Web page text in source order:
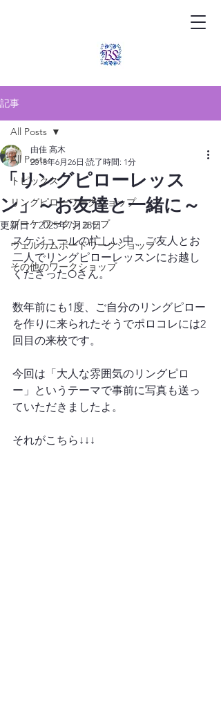
記事
All Posts
トピックス
リングピローワークショップ
ブーケ ワークショップ
ウェルカムボードワークショップ
その他のワークショップ
All Posts
「リングピローレッス
ン」～お友達と一緒に～
由佳 高木
2018年6月26日 読了時間: 1分
更新日：2025年7月28日
スケジュールの忙しい中、ご友人とお
二人でリングピローレッスンにお越し
くださったOさん。
数年前にも1度、ご自分のリングピロー
を作りに来られたそうでポロコレには2
回目の来校です。
今回は「大人な雰囲気のリングピロ
ー」というテーマで事前に写真も送っ
ていただきましたよ。
それがこちら↓↓↓